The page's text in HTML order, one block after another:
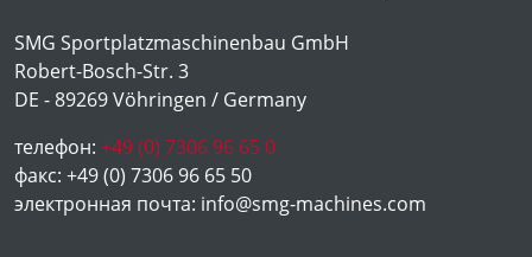
SMG Sportplatzmaschinenbau GmbH
Robert-Bosch-Str. 3
DE - 89269 Vöhringen / Germany
телефон: +49 (0) 7306 96 65 0
факс: +49 (0) 7306 96 65 50
электронная почта: info@smg-machines.com